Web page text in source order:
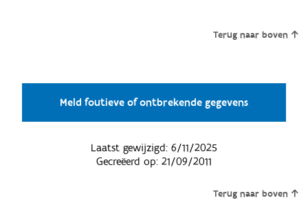
Terug naar boven
Meld foutieve of ontbrekende gegevens
Laatst gewijzigd: 6/11/2025
Gecreëerd op: 21/09/2011
Terug naar boven